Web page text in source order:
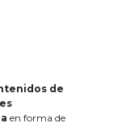
de
en forma de